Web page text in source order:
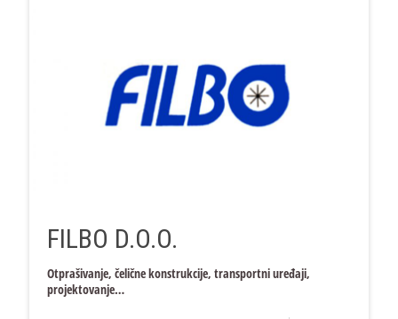
FILBO D.O.O.
Otprašivanje, čelične konstrukcije, transportni uređaji,
projektovanje…